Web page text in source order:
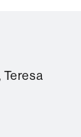
Teresa